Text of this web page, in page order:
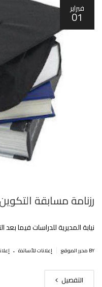
فبراير
01
رزنامة مسابقة
نيابة المديرية للدراسات فيما بعد
BY محرر الموقع إعلانات للأساتذة .
التفصيل